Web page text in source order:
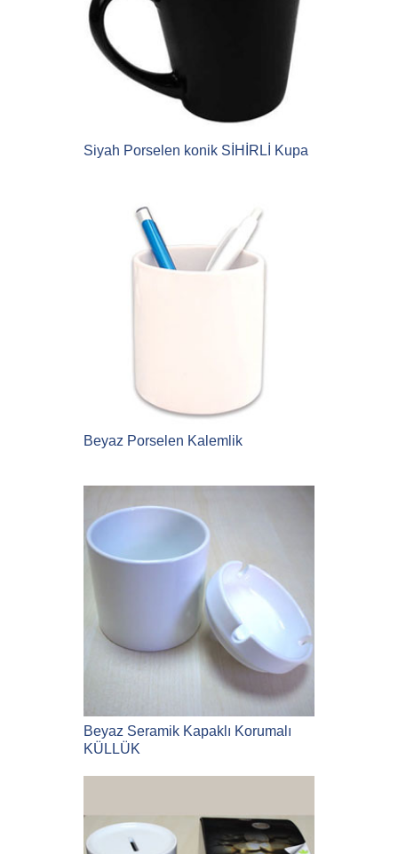
Siyah Porselen konik SİHİRLİ Kupa
Beyaz Porselen Kalemlik
Beyaz Seramik Kapaklı Korumalı
KÜLLÜK